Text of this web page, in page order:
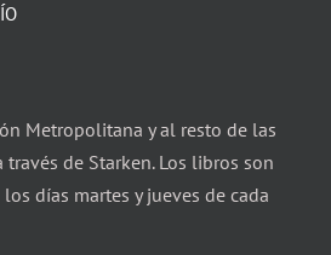
Metropolitana y al resto de las
de Starken. Los libros son
días martes y jueves de cada